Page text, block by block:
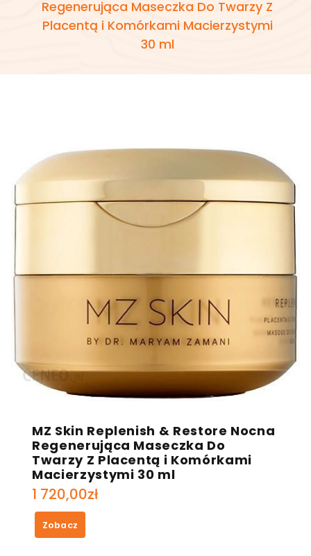
Regenerująca Maseczka Do Twarzy Z
Placentą i Komórkami Macierzystymi
30 ml
MZ Skin Replenish & Restore Nocna
Regenerująca Maseczka Do
Twarzy Z Placentą i Komórkami
Macierzystymi 30 ml
1 720,00zł
Zobacz